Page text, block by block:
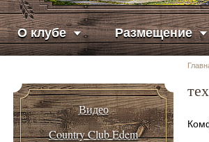
О клубе Размещение
Видео
Country Club Edem